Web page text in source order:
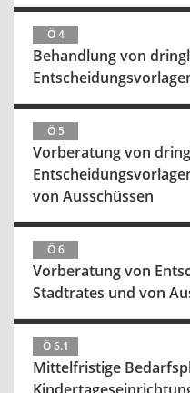
Ö 4
Behandlung von
Ö 5
Vorberatung von
von Ausschüssen
Ö 6
Vorberatung von
Stadtrates und von
Ö 6.1
Mittelfristige